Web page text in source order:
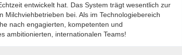
entwickelt hat. Das System trägt wesentlich zur
bei. Als im Technologiebereich
nach engagierten, kompetenten und
ambitionierten, internationalen Teams!